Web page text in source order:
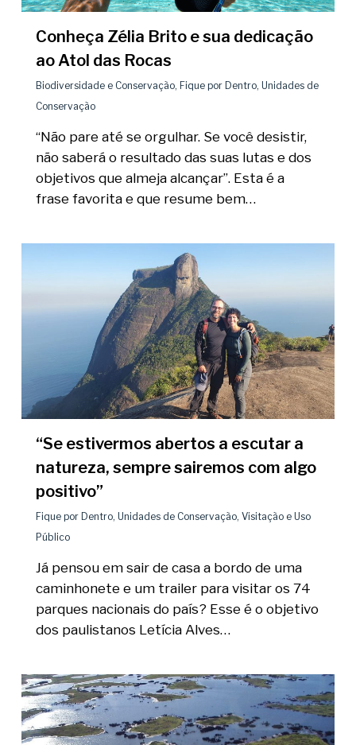
Conheça Zélia Brito e sua dedicação
ao Atol das Rocas
Biodiversidade e Conservação, Fique por Dentro, Unidades de
Conservação
“Não pare até se orgulhar. Se você desistir,
não saberá o resultado das suas lutas e dos
objetivos que almeja alcançar”. Esta é a
frase favorita e que resume bem…
“Se estivermos abertos a escutar a
natureza, sempre sairemos com algo
positivo”
Fique por Dentro, Unidades de Conservação, Visitação e Uso
Público
Já pensou em sair de casa a bordo de uma
caminhonete e um trailer para visitar os 74
parques nacionais do país? Esse é o objetivo
dos paulistanos Letícia Alves…